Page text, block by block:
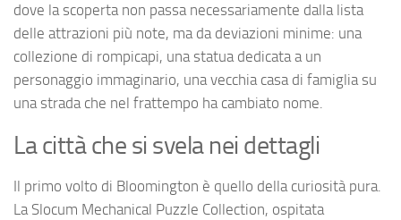
dove la scoperta non passa necessariamente dalla lista
delle attrazioni più note, ma da deviazioni minime: una
collezione di rompicapi, una statua dedicata a un
personaggio immaginario, una vecchia casa di famiglia su
una strada che nel frattempo ha cambiato nome.
La città che si svela nei dettagli
Il primo volto di Bloomington è quello della curiosità pura.
La Slocum Mechanical Puzzle Collection, ospitata